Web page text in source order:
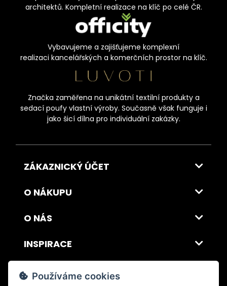
architektů. Kompletní realizace na klíč po celé ČR.
Vybavujeme a zajišťujeme komplexní
realizaci kancelářských a komerčních prostor na klíč.
Značka zaměřena na unikátní textilní produkty a
sedací poufy vlastní výroby. Současně však funguje i
jako šicí dílna pro individuální zakázky.
ZÁKAZNICKÝ ÚČET
O NÁKUPU
O NÁS
INSPIRACE
DOPRAVA A PLATBA
Používáme cookies